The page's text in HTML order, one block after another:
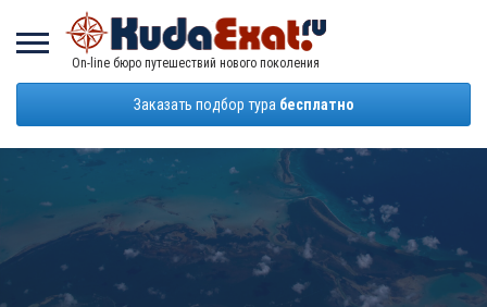
On-line бюро путешествий нового поколения
Заказать подбор тура бесплатно